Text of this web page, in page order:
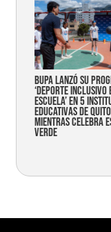
Bupa lanzó su
‘Deporte Inclusivo
Escuela’ en 5
educativas de Quito
mientras celebra
verde